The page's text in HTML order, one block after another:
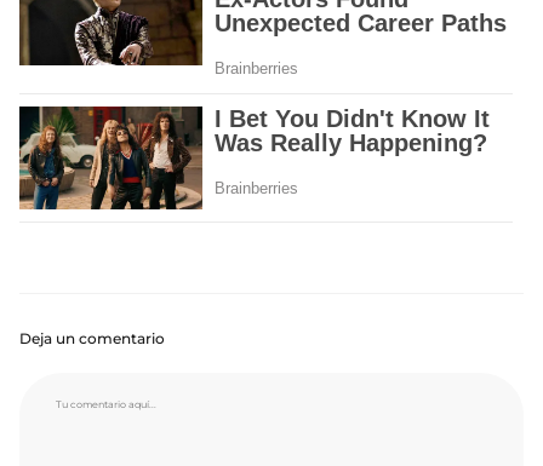
Deja un comentario